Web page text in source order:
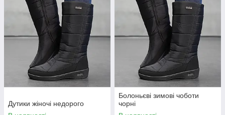
Дутики жіночі недорого
Болоньєві зимові чоботи
чорні